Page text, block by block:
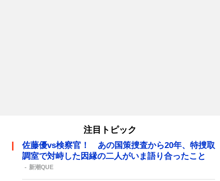
注目トピック
佐藤優vs検察官！ あの国策捜査から20年、特捜取
調室で対峙した因縁の二人がいま語り合ったこと
新潮QUE